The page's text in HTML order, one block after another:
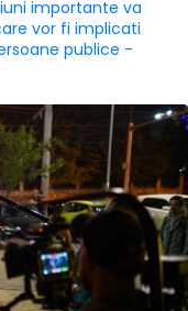
importante va
vor fi implicati
publice -